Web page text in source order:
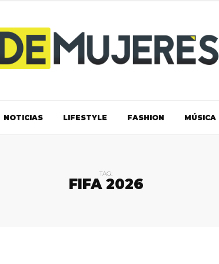
NOTICIAS LIFESTYLE FASHION MÚSICA
TAG:
FIFA 2026